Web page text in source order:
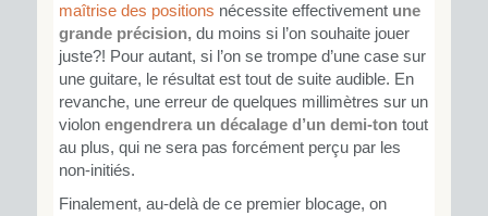
maîtrise des positions nécessite effectivement une
grande précision, du moins si l’on souhaite jouer
juste?! Pour autant, si l’on se trompe d’une case sur
une guitare, le résultat est tout de suite audible. En
revanche, une erreur de quelques millimètres sur un
violon engendrera un décalage d’un demi-tontout
au plus, qui ne sera pas forcément perçu par les
non-initiés.
Finalement, au-delà de ce premier blocage, on